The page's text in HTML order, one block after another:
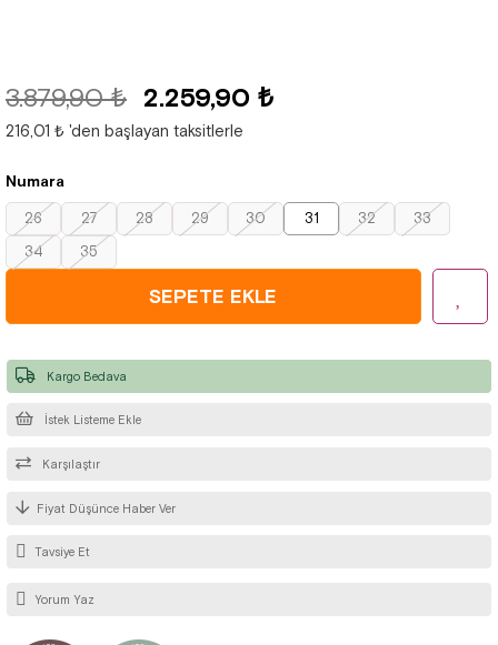
3.879,90 ₺ 2.259,90 ₺
216,01 ₺ 'den başlayan taksitlerle
Numara
26 27 28 29 30 31 32
33
34
35
İstek Listeme Ekle
Karşılaştır
Fiyat Düşünce Haber Ver
Kargo Bedava
Tavsiye Et
Yorum Yaz